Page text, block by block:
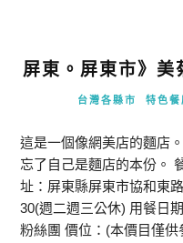
屏東。屏東市》美
台灣各縣市 特色餐
這是一個像網美店的麵店
忘了自己是麵店的本份。
址：屏東縣屏東市協和東
30(週二週三公休) 用餐日
粉絲團 價位：(本價目僅